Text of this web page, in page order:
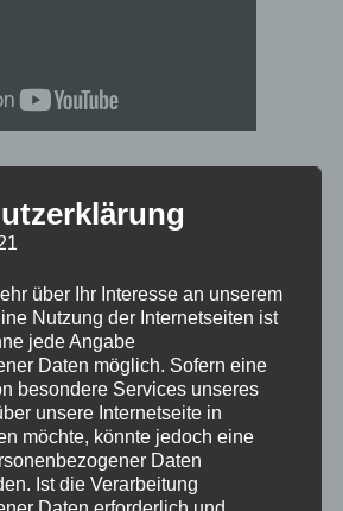
über Ihr Interesse an unserem
Nutzung der Internetseiten ist
jede Angabe
Daten möglich. Sofern eine
besondere Services unseres
unsere Internetseite in
möchte, könnte jedoch eine
Daten
Ist die Verarbeitung